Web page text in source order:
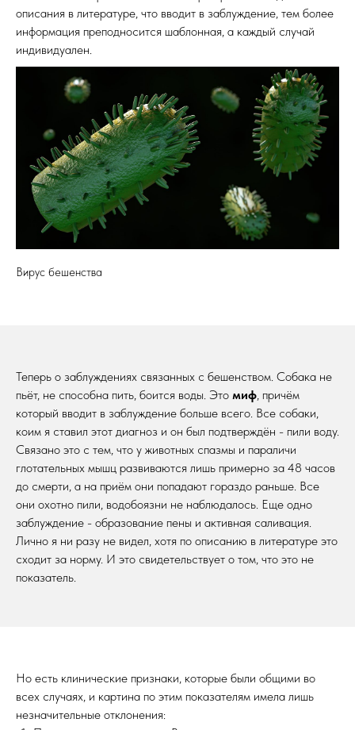
описания в литературе, что вводит в заблуждение, тем более
информация преподносится шаблонная, а каждый случай
индивидуален.
Вирус бешенства
Теперь о заблуждениях связанных с бешенством. Собака не
пьёт, не способна пить, боится воды. Это миф , причём
который вводит в заблуждение больше всего. Все собаки,
коим я ставил этот диагноз и он был подтверждён - пили воду.
Связано это с тем, что у животных спазмы и параличи
глотательных мышц развиваются лишь примерно за 48 часов
до смерти, а на приём они попадают гораздо раньше. Все
они охотно пили, водобоязни не наблюдалось. Еще одно
заблуждение - образование пены и активная саливация.
Лично я ни разу не видел, хотя по описанию в литературе это
сходит за норму. И это свидетельствует о том, что это не
показатель.
Но есть клинические признаки, которые были общими во
всех случаях, и картина по этим показателям имела лишь
незначительные отклонения: